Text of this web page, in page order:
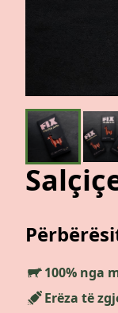
100% nga
Erëza të